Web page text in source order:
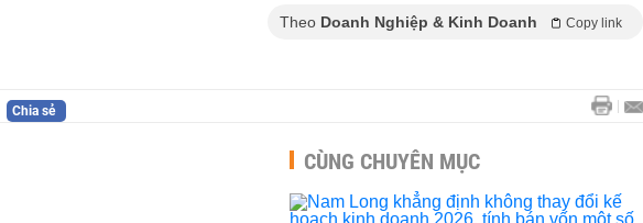
Theo Doanh Nghiệp & Kinh Doanh Copy link
Chia sẻ
CÙNG CHUYÊN MỤC